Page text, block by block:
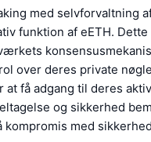
med selvforvaltning
funktion af eETH.
over deres private
at få adgang til deres
og sikkerhed
kompromis med